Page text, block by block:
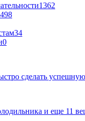
1362
498
34
0
сделать
и еще 11